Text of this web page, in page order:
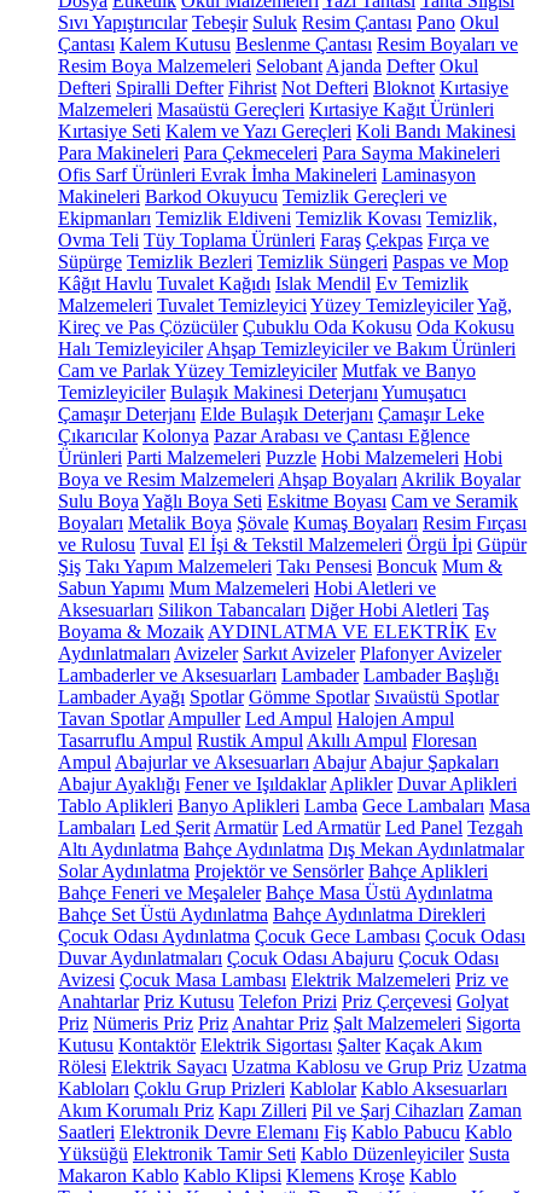
Sıvı Yapıştırıcılar Tebeşir Suluk Resim Çantası Pano Okul
Çantası Kalem Kutusu Beslenme Çantası Resim Boyaları ve
Resim Boya Malzemeleri Selobant Ajanda Defter Okul
Defteri Spiralli Defter Fihrist Not Defteri Bloknot Kırtasiye
Malzemeleri Masaüstü Gereçleri Kırtasiye Kağıt Ürünleri
Kırtasiye Seti Kalem ve Yazı Gereçleri Koli Bandı Makinesi
Para Makineleri Para Çekmeceleri Para Sayma Makineleri
Ofis Sarf Ürünleri Evrak İmha Makineleri Laminasyon
Makineleri Barkod Okuyucu Temizlik Gereçleri ve
Ekipmanları Temizlik Eldiveni Temizlik Kovası Temizlik,
Ovma Teli Tüy Toplama Ürünleri Faraş Çekpas Fırça ve
Süpürge Temizlik Bezleri Temizlik Süngeri Paspas ve Mop
Kâğıt Havlu Tuvalet Kağıdı Islak Mendil Ev Temizlik
Malzemeleri Tuvalet Temizleyici Yüzey TemizleyicilerYağ,
Kireç ve Pas Çözücüler Çubuklu Oda Kokusu Oda Kokusu
Halı Temizleyiciler Ahşap Temizleyiciler ve Bakım Ürünleri
Cam ve Parlak Yüzey Temizleyiciler Mutfak ve Banyo
Temizleyiciler Bulaşık Makinesi Deterjanı Yumuşatıcı
Çamaşır Deterjanı Elde Bulaşık Deterjanı Çamaşır Leke
Çıkarıcılar Kolonya Pazar Arabası ve Çantası Eğlence
Ürünleri Parti Malzemeleri Puzzle Hobi Malzemeleri Hobi
Boya ve Resim Malzemeleri Ahşap Boyaları Akrilik Boyalar
Sulu Boya Yağlı Boya Seti Eskitme Boyası Cam ve Seramik
Boyaları Metalik Boya Şövale Kumaş Boyaları Resim Fırçası
ve Rulosu Tuval El İşi & Tekstil Malzemeleri Örgü İpi Güpür
Şiş Takı Yapım Malzemeleri Takı Pensesi Boncuk Mum &
Sabun Yapımı Mum Malzemeleri Hobi Aletleri ve
Aksesuarları Silikon Tabancaları Diğer Hobi Aletleri Taş
Boyama & Mozaik AYDINLATMA VE ELEKTRİK Ev
Aydınlatmaları Avizeler Sarkıt Avizeler Plafonyer Avizeler
Lambaderler ve Aksesuarları Lambader Lambader Başlığı
Lambader Ayağı Spotlar Gömme Spotlar Sıvaüstü Spotlar
Tavan Spotlar Ampuller Led Ampul Halojen Ampul
Tasarruflu Ampul Rustik Ampul Akıllı Ampul Floresan
Ampul Abajurlar ve Aksesuarları Abajur Abajur Şapkaları
Abajur Ayaklığı Fener ve Işıldaklar Aplikler Duvar Aplikleri
Tablo Aplikleri Banyo Aplikleri Lamba Gece Lambaları Masa
Lambaları Led Şerit Armatür Led Armatür Led Panel Tezgah
Altı Aydınlatma Bahçe Aydınlatma Dış Mekan Aydınlatmalar
Solar Aydınlatma Projektör ve Sensörler Bahçe Aplikleri
Bahçe Feneri ve Meşaleler Bahçe Masa Üstü Aydınlatma
Bahçe Set Üstü Aydınlatma Bahçe Aydınlatma Direkleri
Çocuk Odası Aydınlatma Çocuk Gece Lambası Çocuk Odası
Duvar Aydınlatmaları Çocuk Odası Abajuru Çocuk Odası
Avizesi Çocuk Masa Lambası Elektrik Malzemeleri Priz ve
Anahtarlar Priz Kutusu Telefon Prizi Priz Çerçevesi Golyat
Priz Nümeris Priz Priz Anahtar Priz Şalt Malzemeleri Sigorta
Kutusu Kontaktör Elektrik Sigortası Şalter Kaçak Akım
Rölesi Elektrik Sayacı Uzatma Kablosu ve Grup Priz Uzatma
Kabloları Çoklu Grup Prizleri Kablolar Kablo Aksesuarları
Akım Korumalı Priz Kapı Zilleri Pil ve Şarj Cihazları Zaman
Saatleri Elektronik Devre Elemanı Fiş Kablo Pabucu Kablo
Yüksüğü Elektronik Tamir Seti Kablo Düzenleyiciler Susta
Makaron Kablo Kablo Klipsi Klemens Kroşe Kablo